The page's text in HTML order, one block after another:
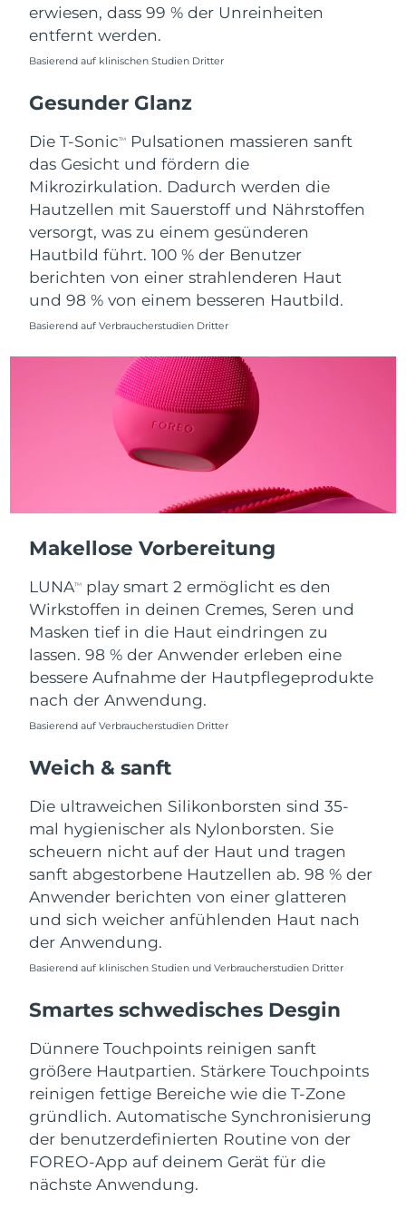
erwiesen, dass 99 % der Unreinheiten
entfernt werden.
Basierend auf klinischen Studien Dritter
Gesunder Glanz
Die T-SonicTM
Pulsationen massieren sanft
das Gesicht und fördern die
Mikrozirkulation. Dadurch werden die
Hautzellen mit Sauerstoff und Nährstoffen
versorgt, was zu einem gesünderen
Hautbild führt. 100 % der Benutzer
berichten von einer strahlenderen Haut
und 98 % von einem besseren Hautbild.
Basierend auf Verbraucherstudien Dritter
Makellose Vorbereitung
LUNATM
play smart 2 ermöglicht es den
Wirkstoffen in deinen Cremes, Seren und
Masken tief in die Haut eindringen zu
lassen. 98 % der Anwender erleben eine
bessere Aufnahme der Hautpflegeprodukte
nach der Anwendung.
Basierend auf Verbraucherstudien Dritter
Weich & sanft
Die ultraweichen Silikonborsten sind 35-
mal hygienischer als Nylonborsten. Sie
scheuern nicht auf der Haut und tragen
sanft abgestorbene Hautzellen ab. 98 % der
Anwender berichten von einer glatteren
und sich weicher anfühlenden Haut nach
der Anwendung.
Basierend auf klinischen Studien und Verbraucherstudien Dritter
Smartes schwedisches Desgin
Dünnere Touchpoints reinigen sanft
größere Hautpartien. Stärkere Touchpoints
reinigen fettige Bereiche wie die T-Zone
gründlich. Automatische Synchronisierung
der benutzerdefinierten Routine von der
FOREO-App auf deinem Gerät für die
nächste Anwendung.
Monaco
Erwartete Lieferung
11/08/2026
Niederlande
Norwegen
10/08/2026
Oman
Philippinen
Erwartete Lieferung
13/08/2026
Erwartete Lieferung
11/08/2026
Réunion
Erwartete Lieferung
Rumänien
Erwartete Lieferung
10/08/2026
Russland
Erwartete Lieferung
18/08/2026
Saudi-Arabien
Singapur
Slowakei
Erwartete Lieferung
10/08/2026
Slowenien
Erwartete Lieferung
10/08/2026
Südafrika
Erwartete Lieferung
12/08/2026
Spanien
10/08/2026
Schweden
Erwartete Lieferung
10/08/2026
Schweiz
Erwartete Lieferung
10/08/2026